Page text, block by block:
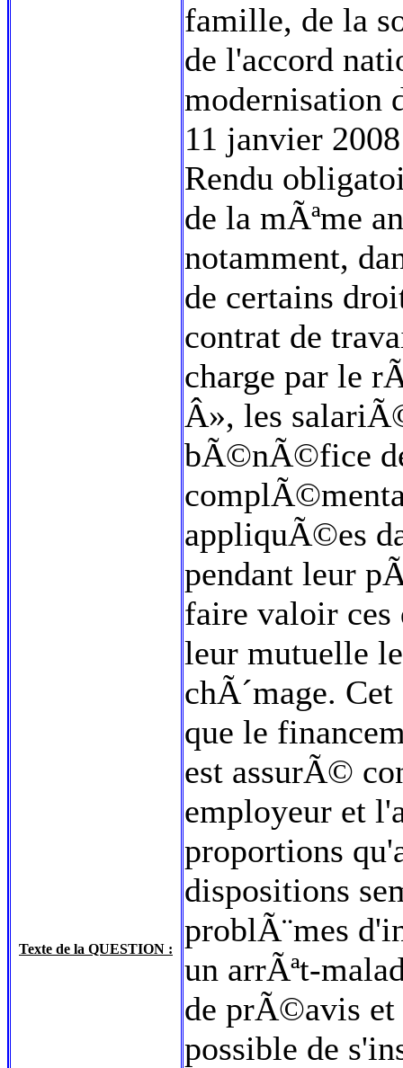
Texte de la QUESTION :
famille, de la
de l'accord
modernisation
11 janvier
Rendu
de la mÃªme
notamment,
de certains
contrat de
charge par le
Â», les
bÃ©nÃ©fice
appliquÃ©es
pendant leur
faire valoir
leur mutuelle
chÃ´mage.
que le
est assurÃ©
employeur et
proportions
dispositions
problÃ¨mes
un arrÃªt-
de prÃ©avis et
possible de